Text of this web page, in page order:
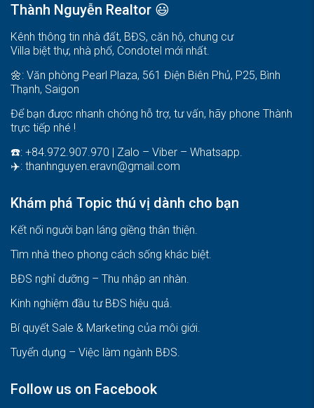
Thành Nguyễn Realtor 😃
Kênh thông tin nhà đất, BĐS, căn hộ, chung cư
Villa biệt thự, nhà phố, Condotel mới nhất.
🌼: Văn phòng Pearl Plaza, 561 Điện Biên Phủ, P25, Bình
Thạnh, Saigon
Để bạn được nhanh chóng hỗ trợ, tư vấn, hãy phone Thành
trực tiếp nhé !
☎️: +84.972.907.970 | Zalo – Viber – Whatsapp.
✈️: thanhnguyen.eravn@gmail.com
Khám phá Topic thú vị dành cho bạn
Kết nối người bạn láng giềng thân thiện.
Tìm nhà theo phong cách sống khác biệt
BĐS nghỉ dưỡng – Thu nhập an nhàn
Kinh nghiệm đầu tư BĐS hiệu quả
Bí quyết Sale & Marketing của môi giới
Tuyển dụng – Việc làm ngành BĐS
Follow us on Facebook